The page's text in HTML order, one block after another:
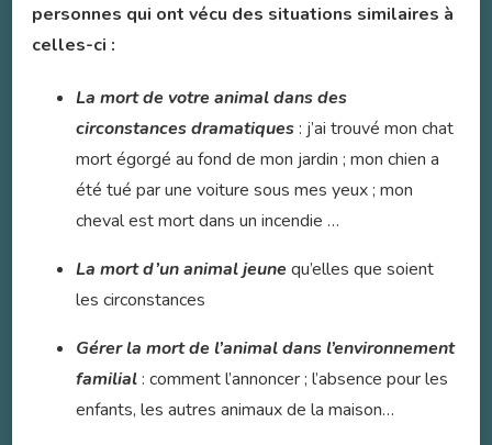
personnes qui ont vécu des situations similaires à
celles-ci :
La mort de votre animal dans des
circonstances dramatiques: j’ai trouvé mon chat
mort égorgé au fond de mon jardin ; mon chien a
été tué par une voiture sous mes yeux ; mon
cheval est mort dans un incendie …
La mort d’un animal jeunequ’elles que soient
les circonstances
Gérer la mort de l’animal dans l’environnement
familial: comment l’annoncer ; l’absence pour les
enfants, les autres animaux de la maison…